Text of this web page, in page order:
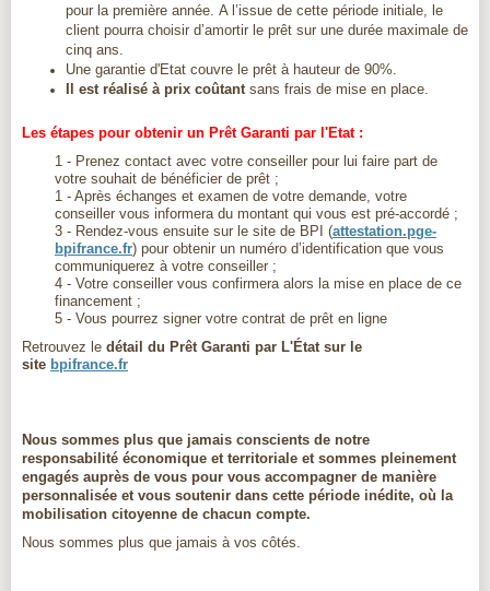
pour la première année. A l’issue de cette période initiale, le
client pourra choisir d’amortir le prêt sur une durée maximale de
cinq ans.
Une garantie d'Etat couvre le prêt à hauteur de 90%.
Il est réalisé à prix coûtant sans frais de mise en place.
Les étapes pour obtenir un Prêt Garanti par l'Etat :
1 - Prenez contact avec votre conseiller pour lui faire part de
votre souhait de bénéficier de prêt ;
1 - Après échanges et examen de votre demande, votre
conseiller vous informera du montant qui vous est pré-accordé ;
3 - Rendez-vous ensuite sur le site de BPI (attestation.pge-
bpifrance.fr) pour obtenir un numéro d’identification que vous
communiquerez à votre conseiller ;
4 - Votre conseiller vous confirmera alors la mise en place de ce
financement ;
5 - Vous pourrez signer votre contrat de prêt en ligne
Retrouvez le détail du Prêt Garanti par L'État sur le
site bpifrance.fr
Nous sommes plus que jamais conscients de notre
responsabilité économique et territoriale et sommes pleinement
engagés auprès de vous pour vous accompagner de manière
personnalisée et vous soutenir dans cette période inédite, où la
mobilisation citoyenne de chacun compte.
Nous sommes plus que jamais à vos côtés.